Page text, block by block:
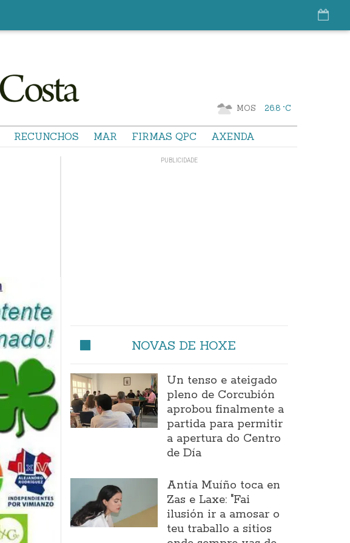
MOS 26.8 °C
RECUNCHOS MAR FIRMAS QPC AXENDA
NOVAS DE HOXE
Un tenso e ateigado
pleno de Corcubión
aprobou finalmente a
partida para permitir
a apertura do Centro
de Día
Antía Muíño toca en
Zas e Laxe: "Fai
ilusión ir a amosar o
teu traballo a sitios